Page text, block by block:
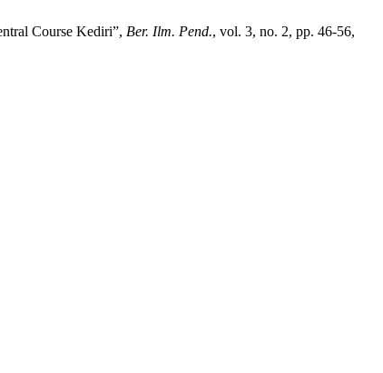
Course Kediri”, Ber. Ilm. Pend., vol. 3, no. 2, pp. 46-56,